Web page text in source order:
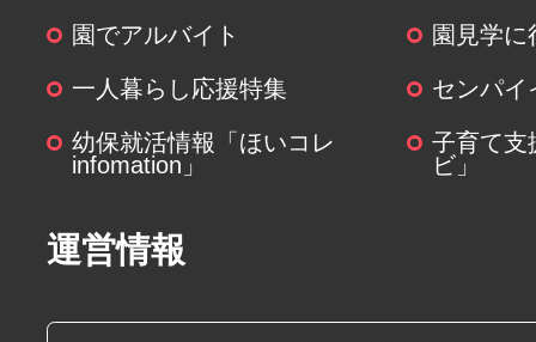
園でアルバイト 園見学に
一人暮らし応援特集 センパイ
幼保就活情報「ほいコレ
infomation」
子育て支
ビ」
運営情報